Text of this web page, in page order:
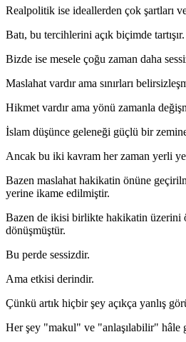
Realpolitik ise ideallerden çok şartları
Batı, bu tercihlerini açık biçimde tartışır.
Bizde ise mesele çoğu zaman daha
Maslahat vardır ama sınırları
Hikmet vardır ama yönü zamanla
İslam düşünce geleneği güçlü bir
Ancak bu iki kavram her zaman yerli
Bazen maslahat hakikatin önüne
yerine ikame edilmiştir.
Bazen de ikisi birlikte hakikatin üzerini
dönüşmüştür.
Bu perde sessizdir.
Ama etkisi derindir.
Çünkü artık hiçbir şey açıkça yanlış
Her şey "makul" ve "anlaşılabilir" hâle